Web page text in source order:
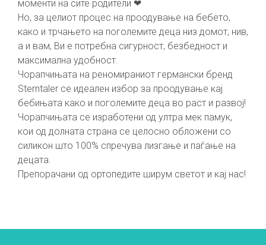
моменти на сите родители ❤
Но, за целиот процес на проодување на бебето,
како и трчањето на поголемите деца низ домот, нив,
а и вам, Ви е потребна сигурност, безбедност и
максимална удобност.
Чорапчињата на реномираниот германски бренд
Sterntaler се идеален избор за проодување кај
бебињата како и поголемите деца во раст и развој!
Чорапчињата се изработени од ултра мек памук,
кои од долната страна се целосно обложени со
силикон што 100% спречува лизгање и паѓање на
децата.
Препорачани од ортопедите ширум светот и кај нас!